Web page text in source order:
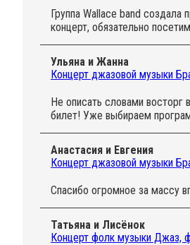
Группа Wallace band
концерт, обязательно
Ульяна и Жанна
Концерт джазовой музыки
Не описать словами восторг
билет! Уже выбираем
Анастасия и Евгения
Концерт джазовой музыки
Спасибо огромное за массу
Татьяна и Лисёнок
Концерт фолк музыки Джаз,